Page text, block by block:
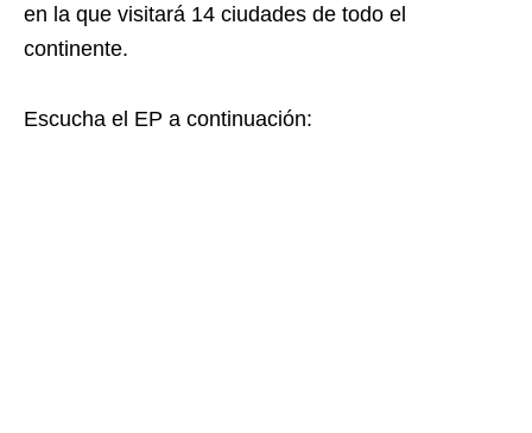
en la que visitará 14 ciudades de todo el
continente.
Escucha el EP a continuación: